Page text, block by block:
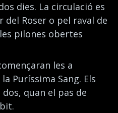
dies. La circulació es
Roser o pel raval de
pilones obertes
les a
Puríssima Sang. Els
quan el pas de